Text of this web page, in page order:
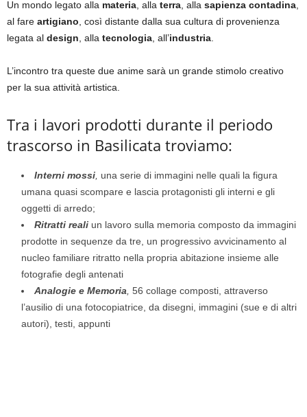
Un mondo legato alla materia, alla terra, alla sapienza contadina,
al fare artigiano, così distante dalla sua cultura di provenienza
legata al design, alla tecnologia, all’industria.
L’incontro tra queste due anime sarà un grande stimolo creativo
per la sua attività artistica.
Tra i lavori prodotti durante il periodo
trascorso in Basilicata troviamo:
Interni mossi, una serie di immagini nelle quali la figura
umana quasi scompare e lascia protagonisti gli interni e gli
oggetti di arredo;
Ritratti reali un lavoro sulla memoria composto da immagini
prodotte in sequenze da tre, un progressivo avvicinamento al
nucleo familiare ritratto nella propria abitazione insieme alle
fotografie degli antenati
Analogie e Memoria, 56 collage composti, attraverso
l’ausilio di una fotocopiatrice, da disegni, immagini (sue e di altri
autori), testi, appunti